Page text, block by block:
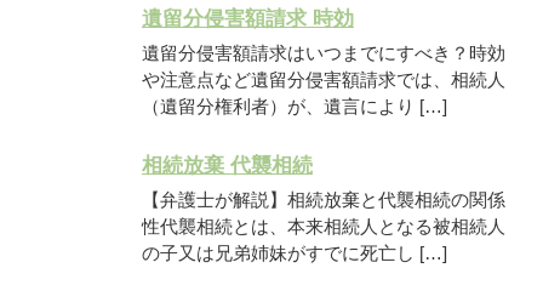
遺留分侵害額請求 時効
遺留分侵害額請求はいつまでにすべき？時効
や注意点など遺留分侵害額請求では、相続人
（遺留分権利者）が、遺言により […]
相続放棄 代襲相続
【弁護士が解説】相続放棄と代襲相続の関係
性代襲相続とは、本来相続人となる被相続人
の子又は兄弟姉妹がすでに死亡し […]